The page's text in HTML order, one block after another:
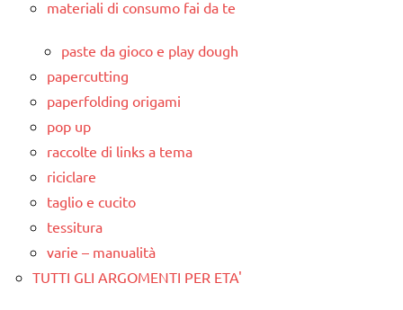
materiali di consumo fai da te
paste da gioco e play dough
papercutting
paperfolding origami
pop up
raccolte di links a tema
riciclare
taglio e cucito
tessitura
varie – manualità
TUTTI GLI ARGOMENTI PER ETA'